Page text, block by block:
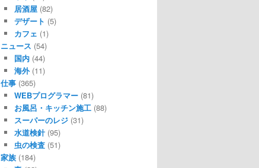
居酒屋(82)
デザート (5)
カフェ (1)
ニュース (54)
国内(44)
海外(11)
仕事 (365)
WEBプログラマー(81)
お風呂・キッチン施工(88)
スーパーのレジ(31)
水道検針(95)
虫の検査(51)
家族 (184)